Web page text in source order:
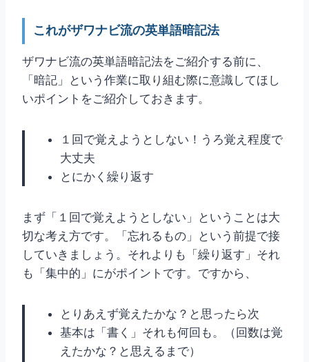
これがザワナビ流の英単語暗記法
ザワナビ流の英単語暗記法をご紹介する前に、
「暗記」という作業に取り組む際に意識してほし
いポイントをご紹介しておきます。
１回で覚えようとしない！うろ覚え程度で
大丈夫
とにかく繰り返す
まず「１回で覚えようとしない」ということは大
切な考え方です。「忘れるもの」という前提で接
していきましょう。それよりも「繰り返す」それ
も「集中的」にがポイントです。ですから、
とりあえず覚えたかな？と思ったら次
基本は「書く」それも何回も。（回数は覚
えたかな？と思えるまで）